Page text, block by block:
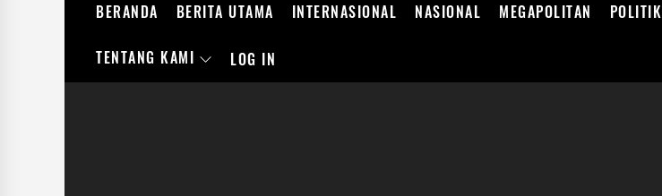
BERANDA BERITA UTAMA INTERNASIONAL NASIONAL MEGAPOLITAN POLITIK
TENTANG KAMI LOG IN